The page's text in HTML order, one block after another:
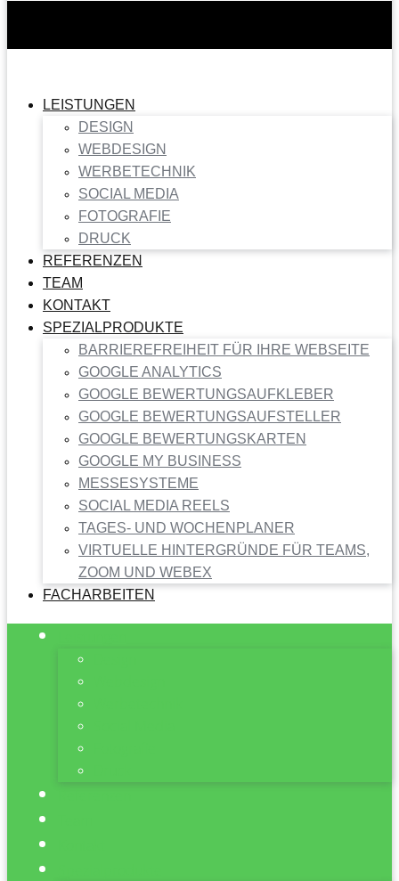
LEISTUNGEN
DESIGN
WEBDESIGN
WERBETECHNIK
SOCIAL MEDIA
FOTOGRAFIE
DRUCK
REFERENZEN
TEAM
KONTAKT
SPEZIALPRODUKTE
BARRIEREFREIHEIT FÜR IHRE WEBSEITE
GOOGLE ANALYTICS
GOOGLE BEWERTUNGSAUFKLEBER
GOOGLE BEWERTUNGSAUFSTELLER
GOOGLE BEWERTUNGSKARTEN
GOOGLE MY BUSINESS
MESSESYSTEME
SOCIAL MEDIA REELS
TAGES- UND WOCHENPLANER
VIRTUELLE HINTERGRÜNDE FÜR TEAMS,
ZOOM UND WEBEX
FACHARBEITEN